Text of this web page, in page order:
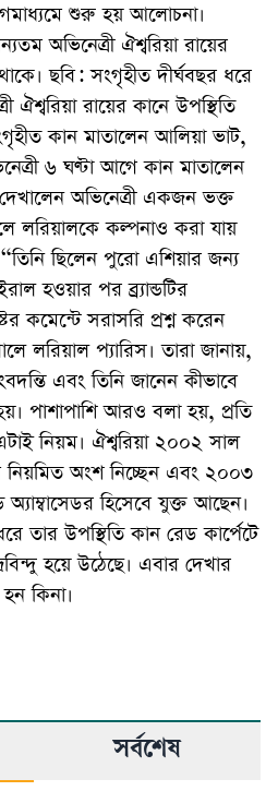
শুরু হয় আলোচনা।
অভিনেত্রী ঐশ্বরিয়া রায়ের
ছবি: সংগৃহীত দীর্ঘবছর ধরে
রায়ের কানে উপস্থিতি
কান মাতালেন আলিয়া ভাট,
৬ ঘণ্টা আগে কান মাতালেন
অভিনেত্রী একজন ভক্ত
লরিয়ালকে কল্পনাও করা যায়
ছিলেন পুরো এশিয়ার জন্য
হওয়ার পর ব্র্যান্ডটির
কমেন্টে সরাসরি প্রশ্ন করেন
লরিয়াল প্যারিস। তারা জানায়,
এবং তিনি জানেন কীভাবে
পাশাপাশি আরও বলা হয়, প্রতি
নিয়ম। ঐশ্বরিয়া ২০০২ সাল
নিয়মিত অংশ নিচ্ছেন এবং ২০০৩
অ্যাম্বাসেডর হিসেবে যুক্ত আছেন।
তার উপস্থিতি কান রেড কার্পেটে
হয়ে উঠেছে। এবার দেখার
কিনা।
সর্বশেষ